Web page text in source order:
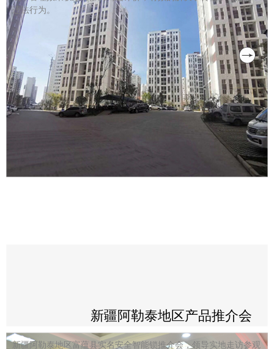
违法行为。
新疆阿勒泰地区富蕴县实名安全智能锁推介会，领导实地走访参观
新疆阿勒泰地区产品推介会